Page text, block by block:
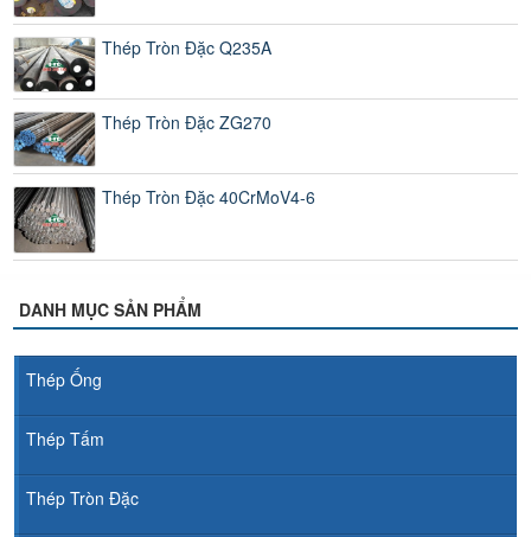
Thép Tròn Đặc Q235A
Thép Tròn Đặc ZG270
Thép Tròn Đặc 40CrMoV4-6
DANH MỤC SẢN PHẨM
Thép Ống
Thép Tấm
Thép Tròn Đặc